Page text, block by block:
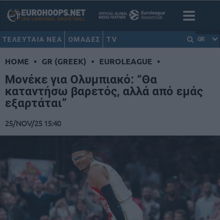
ΤΕΛΕΥΤΑΙΑ ΝΕΑ ΟΜΑΔΕΣ TV GR
HOME • GR (GREEK) • EUROLEAGUE •
Μονέκε για Ολυμπιακό: “Θα
καταντήσω βαρετός, αλλά από εμάς
εξαρτάται”
25/NOV/25 15:40